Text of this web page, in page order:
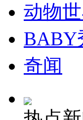
消防员救轻生者
司机酒驾遇交警
动物
BABY
奇闻